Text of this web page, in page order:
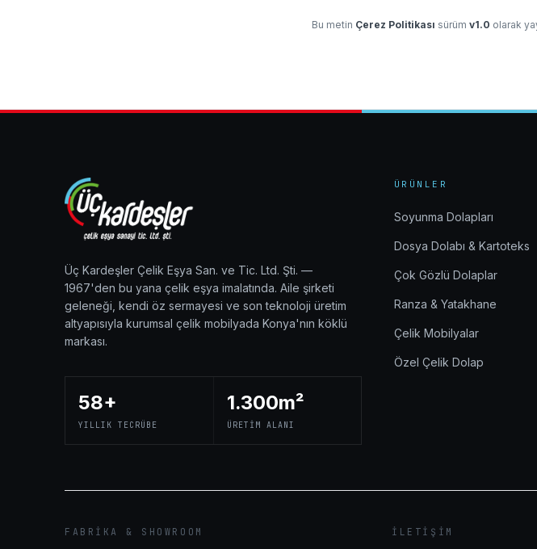
Bu metin Çerez Politikası sürüm v1.0 olarak
Üç Kardeşler Çelik Eşya San. ve Tic. Ltd. Şti. —
1967'den bu yana çelik eşya imalatında. Aile şirketi
geleneği, kendi öz sermayesi ve son teknoloji üretim
altyapısıyla kurumsal çelik mobilyada Konya'nın köklü
markası.
58+
YILLIK TECRÜBE
1.300m²
ÜRETIM ALANI
ÜRÜNLER
Soyunma Dolapları
Dosya Dolabı & Kartoteks
Çok Gözlü Dolaplar
Ranza & Yatakhane
Çelik Mobilyalar
Özel Çelik Dolap
FABRIKA & SHOWROOM İLETIŞIM